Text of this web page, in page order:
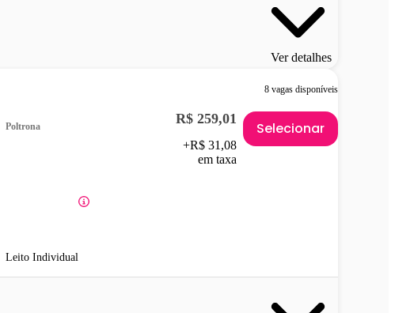
Ver detalhes
8 vagas disponíveis
Poltrona
Leito Individual
R$ 259,01
+R$ 31,08
em taxa
Selecionar